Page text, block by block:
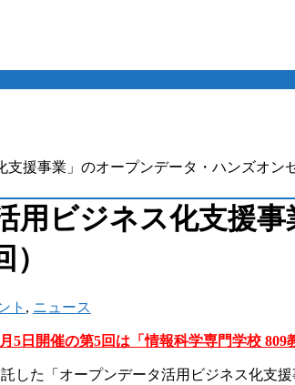
支援事業」のオープンデータ・ハンズオン
用ビジネス化支援
ト , ニュース
5日開催の第5回は「情報科学専門学校
した「オープンデータ活用ビジネス化支